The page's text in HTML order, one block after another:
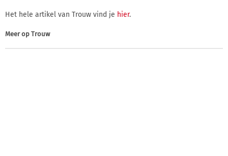
Het hele artikel van Trouw vind je hier.
Meer op Trouw